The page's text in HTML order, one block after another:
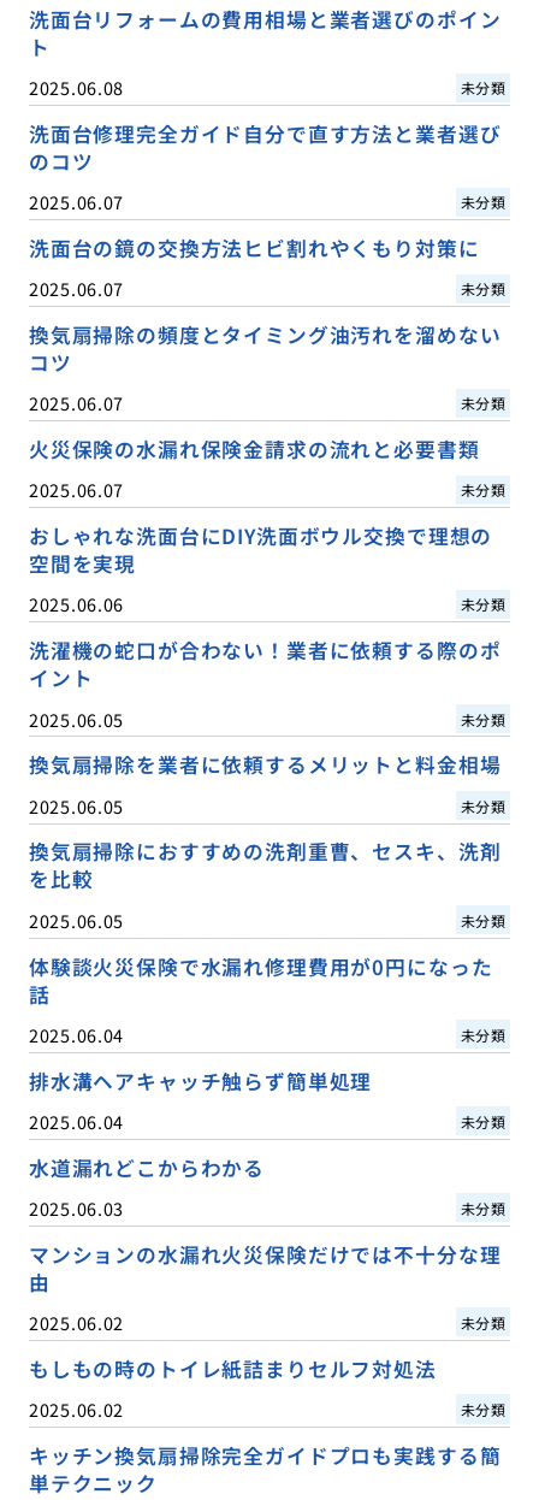
洗面台リフォームの費用相場と業者選びのポイン
ト
2025.06.08 未分類
洗面台修理完全ガイド自分で直す方法と業者選び
のコツ
2025.06.07 未分類
洗面台の鏡の交換方法ヒビ割れやくもり対策に
2025.06.07 未分類
換気扇掃除の頻度とタイミング油汚れを溜めない
コツ
2025.06.07 未分類
火災保険の水漏れ保険金請求の流れと必要書類
2025.06.07 未分類
おしゃれな洗面台にDIY洗面ボウル交換で理想の
空間を実現
2025.06.06 未分類
洗濯機の蛇口が合わない！業者に依頼する際のポ
イント
2025.06.05 未分類
換気扇掃除を業者に依頼するメリットと料金相場
2025.06.05 未分類
換気扇掃除におすすめの洗剤重曹、セスキ、洗剤
を比較
2025.06.05 未分類
体験談火災保険で水漏れ修理費用が0円になった
話
2025.06.04 未分類
排水溝ヘアキャッチ触らず簡単処理
2025.06.04 未分類
水道漏れどこからわかる
2025.06.03 未分類
マンションの水漏れ火災保険だけでは不十分な理
由
2025.06.02 未分類
もしもの時のトイレ紙詰まりセルフ対処法
2025.06.02 未分類
キッチン換気扇掃除完全ガイドプロも実践する簡
単テクニック